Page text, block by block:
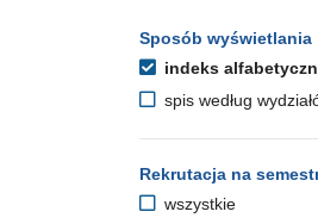
Opcje
Przejdź do listy
Sposób wyświetlania
indeks
spis według
Rekrutacja na
wszystkie